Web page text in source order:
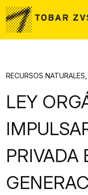
Skip to main content
RECURSOS
LEY
PRIVADA